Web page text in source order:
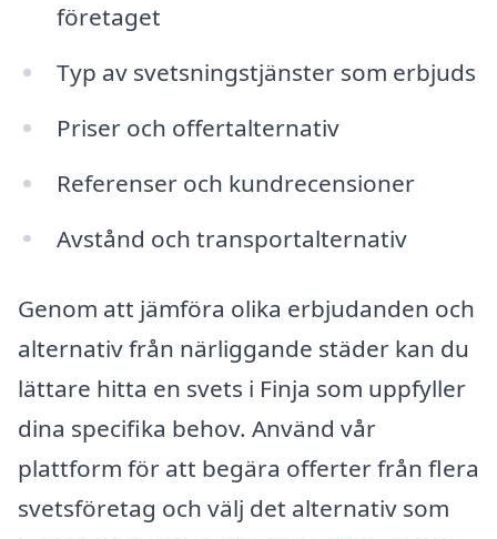
företaget
Typ av svetsningstjänster som erbjuds
Priser och offertalternativ
Referenser och kundrecensioner
Avstånd och transportalternativ
Genom att jämföra olika erbjudanden och
alternativ från närliggande städer kan du
lättare hitta en svets i Finja som uppfyller
dina specifika behov. Använd vår
plattform för att begära offerter från flera
svetsföretag och välj det alternativ som